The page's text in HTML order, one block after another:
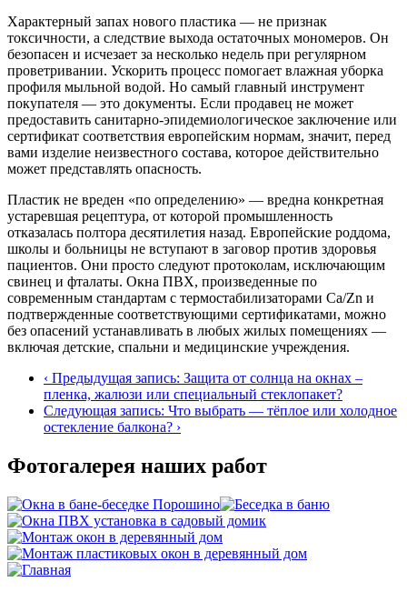
Характерный запах нового пластика — не признак
токсичности, а следствие выхода остаточных мономеров. Он
безопасен и исчезает за несколько недель при регулярном
проветривании. Ускорить процесс помогает влажная уборка
профиля мыльной водой. Но самый главный инструмент
покупателя — это документы. Если продавец не может
предоставить санитарно-эпидемиологическое заключение или
сертификат соответствия европейским нормам, значит, перед
вами изделие неизвестного состава, которое действительно
может представлять опасность.
Пластик не вреден «по определению» — вредна конкретная
устаревшая рецептура, от которой промышленность
отказалась полтора десятилетия назад. Европейские роддома,
школы и больницы не вступают в заговор против здоровья
пациентов. Они просто следуют протоколам, исключающим
свинец и фталаты. Окна ПВХ, произведенные по
современным стандартам с термостабилизаторами Ca/Zn и
подтвержденные соответствующими сертификатами, можно
без опасений устанавливать в любых жилых помещениях —
включая детские, спальни и медицинские учреждения.
‹ Предыдущая запись: Защита от солнца на окнах –
пленка, жалюзи или специальный стеклопакет?
Cледующая запись: Что выбрать — тёплое или холодное
остекление балкона? ›
Фотогалерея наших работ